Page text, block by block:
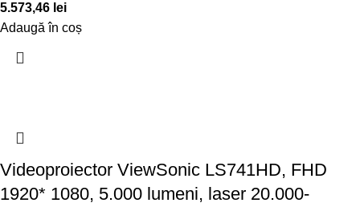
5.573,46 lei
Adaugă în coș
Videoproiector ViewSonic LS741HD, FHD
1920* 1080, 5.000 lumeni, laser 20.000-